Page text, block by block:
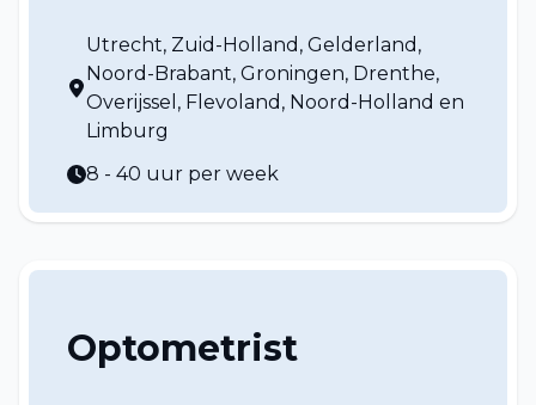
Utrecht, Zuid-Holland, Gelderland,
Noord-Brabant, Groningen, Drenthe,
Overijssel, Flevoland, Noord-Holland en
Limburg
8 - 40 uur per week
Optometrist